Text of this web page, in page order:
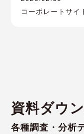
コーポレートサイ
資料ダウ
各種調査・分析